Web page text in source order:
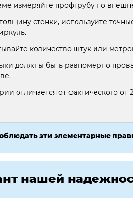
измеряйте профтрубу по
стенки, используйте
количество штук или
должны быть равномерно
отличается от фактического от
эти элементарные
нашей